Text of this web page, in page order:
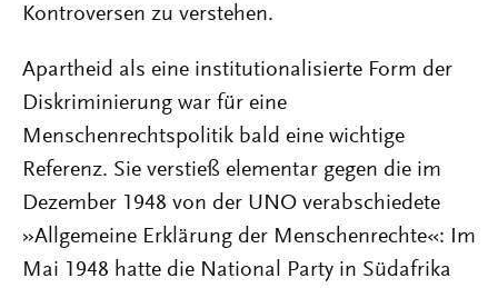
Kontroversen zu verstehen.
Apartheid als eine institutionalisierte Form der
Diskriminierung war für eine
Menschenrechtspolitik bald eine wichtige
Referenz. Sie verstieß elementar gegen die im
Dezember 1948 von der UNO verabschiedete
»Allgemeine Erklärung der Menschenrechte«: Im
Mai 1948 hatte die National Party in Südafrika